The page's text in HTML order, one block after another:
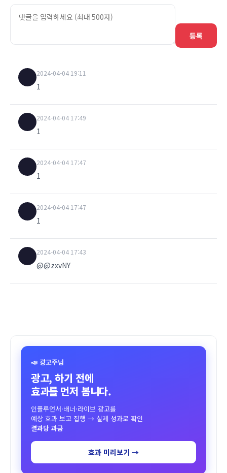
등록
2024-04-04 19:11
1
2024-04-04 17:49
1
2024-04-04 17:47
1
2024-04-04 17:47
1
2024-04-04 17:43
@@zxvNY
📣 광고주님
광고, 하기 전에
효과를 먼저 봅니다.
인플루언서·배너·라이브 광고를
예상 효과 보고 집행 → 실제 성과로 확인
결과당 과금
효과 미리보기 →